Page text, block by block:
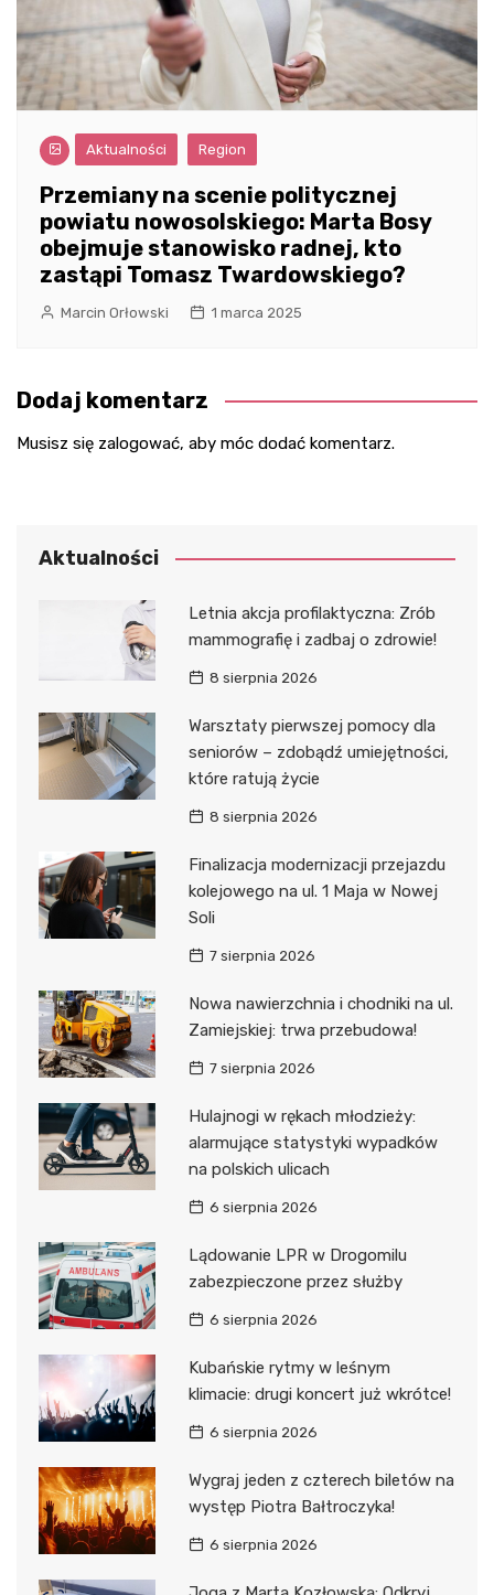
Aktualności Region
Przemiany na scenie politycznej
powiatu nowosolskiego: Marta Bosy
obejmuje stanowisko radnej, kto
zastąpi Tomasz Twardowskiego?
Marcin Orłowski 1 marca 2025
Dodaj komentarz
Musisz się zalogować, aby móc dodać komentarz.
Aktualności
Letnia akcja profilaktyczna: Zrób
mammografię i zadbaj o zdrowie!
8 sierpnia 2026
Warsztaty pierwszej pomocy dla
seniorów – zdobądź umiejętności,
które ratują życie
8 sierpnia 2026
Finalizacja modernizacji przejazdu
kolejowego na ul. 1 Maja w Nowej
Soli
7 sierpnia 2026
Nowa nawierzchnia i chodniki na ul.
Zamiejskiej: trwa przebudowa!
7 sierpnia 2026
Hulajnogi w rękach młodzieży:
alarmujące statystyki wypadków
na polskich ulicach
6 sierpnia 2026
Lądowanie LPR w Drogomilu
zabezpieczone przez służby
6 sierpnia 2026
Kubańskie rytmy w leśnym
klimacie: drugi koncert już wkrótce!
6 sierpnia 2026
Wygraj jeden z czterech biletów na
występ Piotra Bałtroczyka!
6 sierpnia 2026